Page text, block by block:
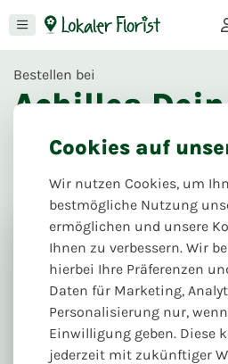
Bestellen bei
Achillea Dein
Blumenladen
109 Bewertungen
Zur Hohen Bude 2, 06184
Cookies auf
Wir nutzen Cookies, um
bestmögliche Nutzung
ermöglichen und unsere
Ihnen zu verbessern. Wir
hierbei Ihre Präferenzen
Daten für Marketing,
Personalisierung nur,
Einwilligung geben. Diese
jederzeit mit zukünftiger